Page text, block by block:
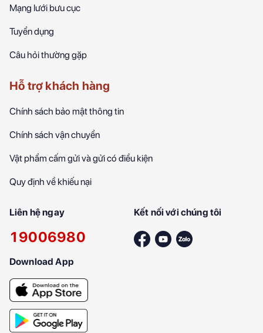
Mạng lưới bưu cục
Tuyển dụng
Câu hỏi thường gặp
Hỗ trợ khách hàng
Chính sách bảo mật thông tin
Chính sách vận chuyển
Vật phẩm cấm gửi và gửi có điều kiện
Quy định về khiếu nại
Liên hệ ngay
19006980
Kết nối với chúng tôi
Download App